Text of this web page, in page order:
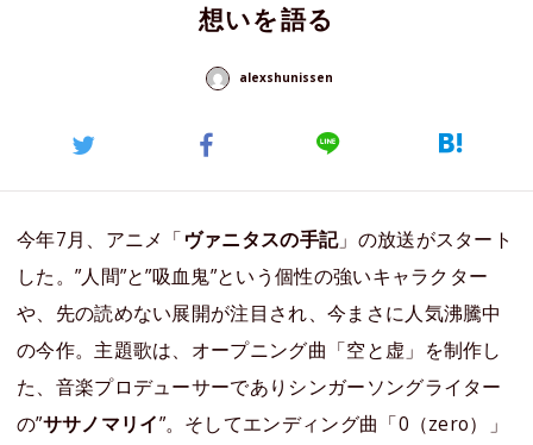
想いを語る
alexshunissen
今年7月、アニメ「ヴァニタスの手記」の放送がスタート
した。”人間”と”吸血鬼”という個性の強いキャラクター
や、先の読めない展開が注目され、今まさに人気沸騰中
の今作。主題歌は、オープニング曲「空と虚」を制作し
た、音楽プロデューサーでありシンガーソングライター
の”ササノマリイ”。そしてエンディング曲「0（zero）」